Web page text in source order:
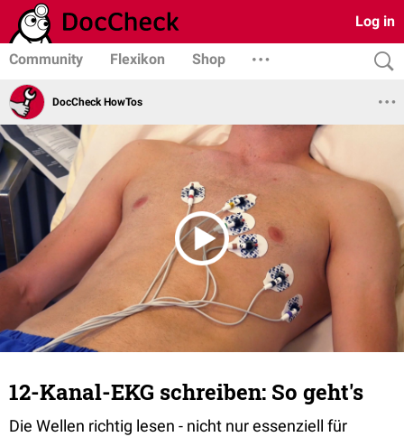
Log in
Community Flexikon Shop
DocCheck HowTos
12-Kanal-EKG schreiben: So geht's
Die Wellen richtig lesen - nicht nur essenziell für